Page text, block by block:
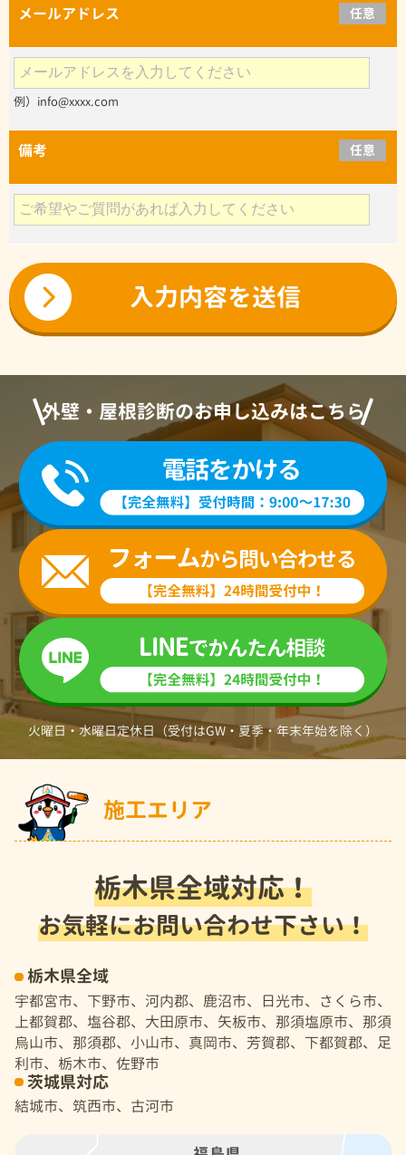
メールアドレス 任意
例）info@xxxx.com
備考 任意
外壁・屋根診断のお申し込みはこちら
火曜日・水曜日定休日（受付はGW・夏季・年末年始を除く）
施工エリア
栃木県全域対応！
お気軽にお問い合わせ下さい！
栃木県全域
宇都宮市、下野市、河内郡、鹿沼市、日光市、さくら市、
上都賀郡、塩谷郡、大田原市、矢板市、那須塩原市、那須
烏山市、那須郡、小山市、真岡市、芳賀郡、下都賀郡、足
利市、栃木市、佐野市
茨城県対応
結城市、筑西市、古河市